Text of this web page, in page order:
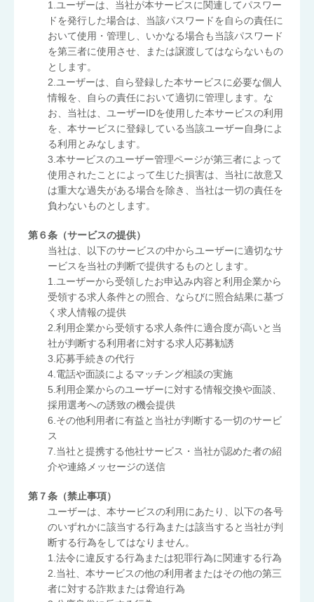
1.ユーザーは、当社が本サービスに関連してパスワー
ドを発行した場合は、当該パスワードを自らの責任に
おいて使用・管理し、いかなる場合も当該パスワード
を第三者に使用させ、または譲渡してはならないもの
とします。
2.ユーザーは、自ら登録した本サービスに必要な個人
情報を、自らの責任において適切に管理します。な
お、当社は、ユーザーIDを使用した本サービスの利用
を、本サービスに登録している当該ユーザー自身によ
る利用とみなします。
3.本サービスのユーザー管理ページが第三者によって
使用されたことによって生じた損害は、当社に故意又
は重大な過失がある場合を除き、当社は一切の責任を
負わないものとします。
第６条（サービスの提供）
当社は、以下のサービスの中からユーザーに適切なサ
ービスを当社の判断で提供するものとします。
1.ユーザーから受領したお申込み内容と利用企業から
受領する求人条件との照合、ならびに照合結果に基づ
く求人情報の提供
2.利用企業から受領する求人条件に適合度が高いと当
社が判断する利用者に対する求人応募勧誘
3.応募手続きの代行
4.電話や面談によるマッチング相談の実施
5.利用企業からのユーザーに対する情報交換や面談、
採用選考への誘致の機会提供
6.その他利用者に有益と当社が判断する一切のサービ
ス
7.当社と提携する他社サービス・当社が認めた者の紹
介や連絡メッセージの送信
第７条（禁止事項）
ユーザーは、本サービスの利用にあたり、以下の各号
のいずれかに該当する行為または該当すると当社が判
断する行為をしてはなりません。
1.法令に違反する行為または犯罪行為に関連する行為
2.当社、本サービスの他の利用者またはその他の第三
者に対する詐欺または脅迫行為